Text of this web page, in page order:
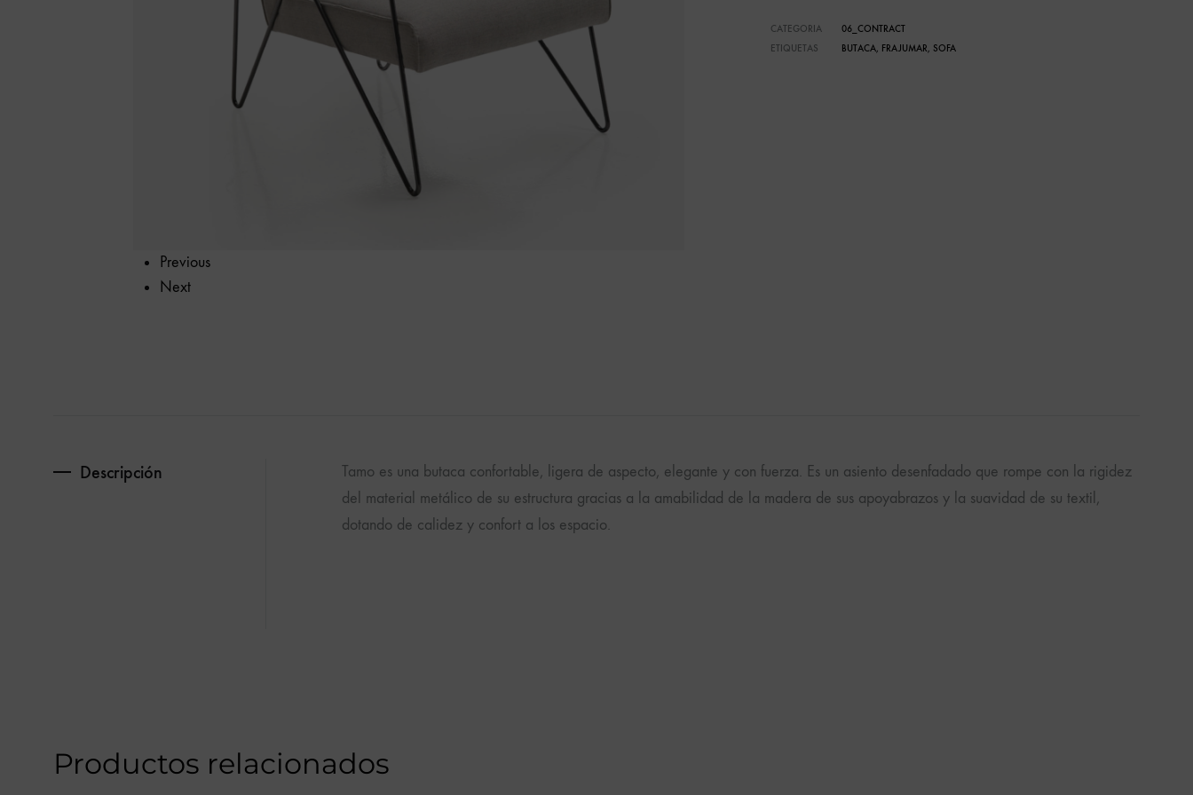
Previous
Next
CATEGORIA
06_CONTRACT
ETIQUETAS
BUTACA, FRAJUMAR, SOFA
Descripción
Tamo es una butaca confortable, ligera de aspecto, elegante y con fuerza. Es un asiento desenfadado que rompe con la rigidez
del material metálico de su estructura gracias a la amabilidad de la madera de sus apoyabrazos y la suavidad de su textil,
dotando de calidez y confort a los espacio.
Productos relacionados